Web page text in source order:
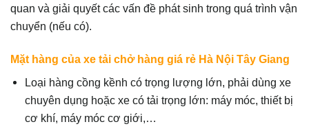
quan và giải quyết các vấn đề phát sinh trong quá trình vận
chuyển (nếu có).
Mặt hàng của xe tải chở hàng giá rẻ Hà Nội Tây Giang
Loại hàng cồng kềnh có trọng lượng lớn, phải dùng xe
chuyên dụng hoặc xe có tải trọng lớn: máy móc, thiết bị
cơ khí, máy móc cơ giới,…